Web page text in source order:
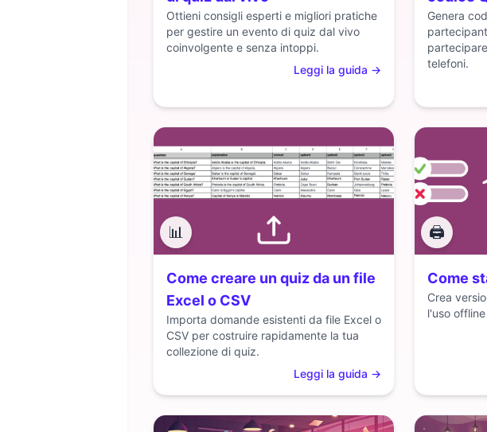
Ottieni consigli esperti e migliori pratiche
per gestire un evento di quiz dal vivo
coinvolgente e senza intoppi.
Leggi la guida →
Genera
telefoni.
📊
Come creare un quiz da un file
Excel o CSV
Importa domande esistenti da file Excel o
CSV per costruire rapidamente la tua
collezione di quiz.
Leggi la guida →
🖨️
Come
Crea
l'uso